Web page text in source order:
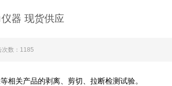
器 现货供应
次数：1185
相关产品的剥离、剪切、拉断检测试验。